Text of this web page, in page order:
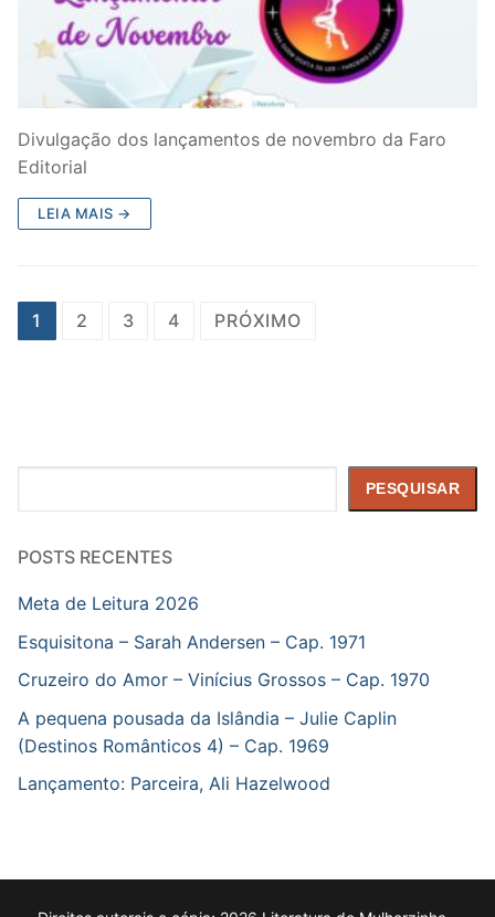
Divulgação dos lançamentos de novembro da Faro
Editorial
LEIA MAIS →
Paginação
1 2 3 4 PRÓXIMO
PESQUISAR
POSTS RECENTES
Meta de Leitura 2026
Esquisitona – Sarah Andersen – Cap. 1971
Cruzeiro do Amor – Vinícius Grossos – Cap. 1970
A pequena pousada da Islândia – Julie Caplin
(Destinos Românticos 4) – Cap. 1969
Lançamento: Parceira, Ali Hazelwood